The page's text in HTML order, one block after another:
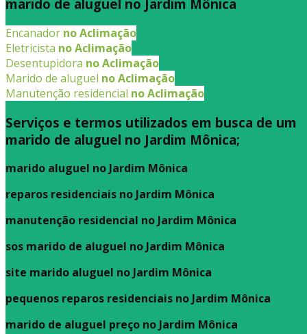
marido de aluguel no Jardim Mônica
Encanador no Aclimação
Eletricista no Aclimação
Desentupidora no Aclimação
Marido de aluguel no Aclimação
Manutenção residencial no Aclimação
Serviços e termos utilizados em busca de um
marido de aluguel no Jardim Mônica;
marido aluguel no Jardim Mônica
reparos residenciais no Jardim Mônica
manutenção residencial no Jardim Mônica
sos marido de aluguel no Jardim Mônica
site marido aluguel no Jardim Mônica
pequenos reparos residenciais no Jardim Mônica
marido de aluguel preço no Jardim Mônica